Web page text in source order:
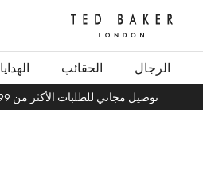
الرجال الحقائب الهدايا
توصيل مجاني للطلبات الأكثر من 499 ر.س